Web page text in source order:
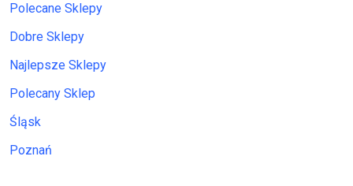
Polecane Sklepy
Dobre Sklepy
Najlepsze Sklepy
Polecany Sklep
Śląsk
Poznań